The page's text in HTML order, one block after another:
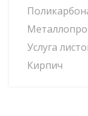
Услуга
Кирпич